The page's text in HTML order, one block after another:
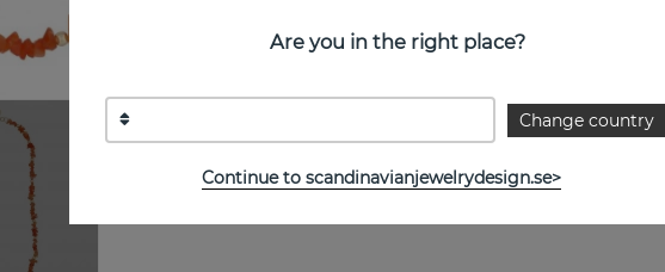
Are you in the right place?
Change country
Continue to scandinavianjewelrydesign.se>